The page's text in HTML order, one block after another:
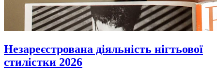
Незареєстрована діяльність нігтьової
стилістки 2026